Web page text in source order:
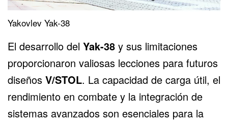
Yakovlev Yak-38
El desarrollo del Yak-38 y sus limitaciones
proporcionaron valiosas lecciones para futuros
diseños V/STOL. La capacidad de carga útil, el
rendimiento en combate y la integración de
sistemas avanzados son esenciales para la